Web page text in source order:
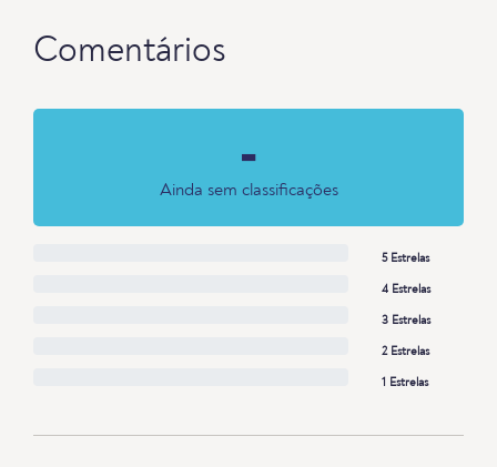
Comentários
-
Ainda sem classificações
5 Estrelas
4 Estrelas
3 Estrelas
2 Estrelas
1 Estrelas